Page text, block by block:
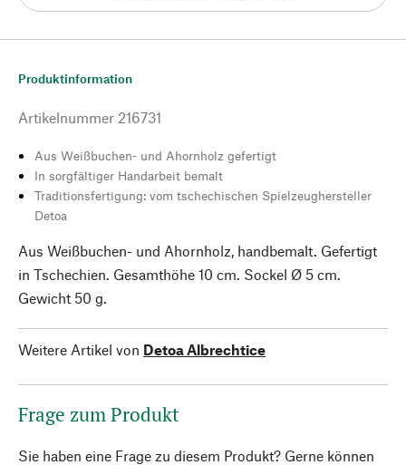
Produktinformation
Artikelnummer 216731
Aus Weißbuchen- und Ahornholz gefertigt
In sorgfältiger Handarbeit bemalt
Traditionsfertigung: vom tschechischen Spielzeughersteller
Detoa
Aus Weißbuchen- und Ahornholz, handbemalt. Gefertigt
in Tschechien. Gesamthöhe 10 cm. Sockel Ø 5 cm.
Gewicht 50 g.
Weitere Artikel von Detoa Albrechtice
Frage zum Produkt
Sie haben eine Frage zu diesem Produkt? Gerne können